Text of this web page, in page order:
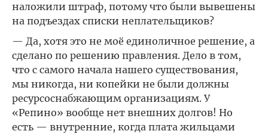
наложили штраф, потому что были вывешены
на подъездах списки неплательщиков?
— Да, хотя это не моё единоличное решение, а
сделано по решению правления. Дело в том,
что с самого начала нашего существования,
мы никогда, ни копейки не были должны
ресурсоснабжающим организациям. У
«Репино» вообще нет внешних долгов! Но
есть — внутренние, когда плата жильцами